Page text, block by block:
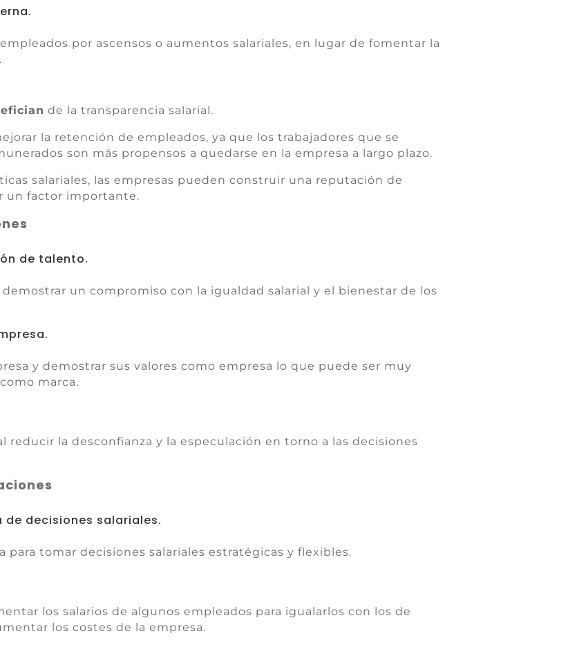
por ascensos o aumentos salariales, en lugar de fomentar la
de la transparencia salarial.
la retención de empleados, ya que los trabajadores que se
son más propensos a quedarse en la empresa a largo plazo.
salariales, las empresas pueden construir una reputación de
un factor importante.
de talento.
un compromiso con la igualdad salarial y el bienestar de los
y demostrar sus valores como empresa lo que puede ser muy
marca.
reducir la desconfianza y la especulación en torno a las decisiones
de decisiones salariales.
para tomar decisiones salariales estratégicas y flexibles.
los salarios de algunos empleados para igualarlos con los de
los costes de la empresa.